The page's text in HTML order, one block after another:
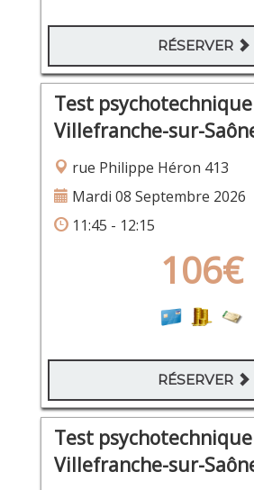
RÉSERVER
Test
Villefranche-sur-
rue Philippe Héron 413
Mardi 08 Septembre 2026
11:45 - 12:15
106€
RÉSERVER
Test
Villefranche-sur-